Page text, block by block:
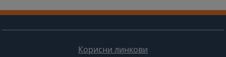
Корисни линкови